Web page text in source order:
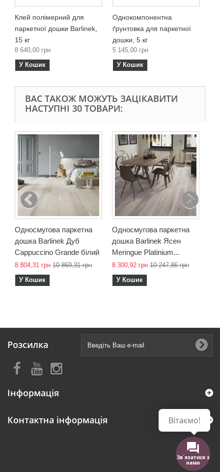
Клей полімерний для
паркетної дошки Barlinek,
15 кг
8 640,00 грн
У Кошик
Однокомпонентна
ґрунтовка для паркетної
дошки, 5 кг
5 145,00 грн
У Кошик
ВАС ТАКОЖ МОЖУТЬ ЗАЦІКАВИТИ
НАСТУПНІ 30 ТОВАРИ:
Односмугова паркетна
дошка Barlinek Дуб
Cappuccino Grande білий
8 804,31 грн 10 869,31 грн
У Кошик
Односмугова паркетна
дошка Barlinek Ясен
Meringue Platinium...
8 300,92 грн 10 247,86 грн
У Кошик
Розсилка
Інформація
Контактна інформація
Зв´язатися з
нами
Вітаємо!